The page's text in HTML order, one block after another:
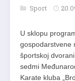
Sport
U sklopu
gospodarstvene
športskoj
sedmi
Karate kluba